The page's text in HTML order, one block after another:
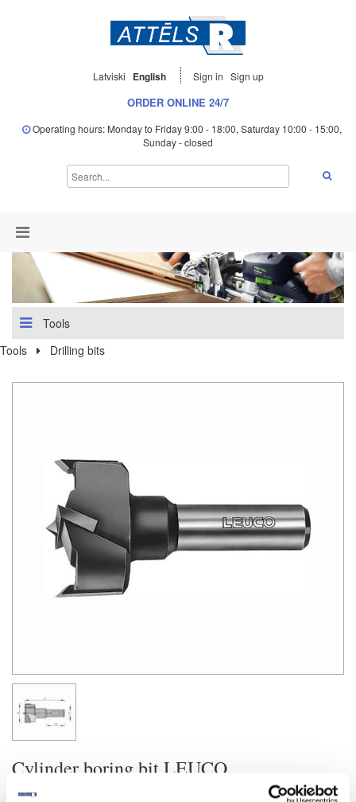
Latviski English Sign in Sign up
ORDER ONLINE 24/7
Operating hours: Monday to Friday 9:00 - 18:00, Saturday 10:00 - 15:00,
Sunday - closed
Tools
Tools
Drilling bits
Cylinder boring bit LEUCO,
D26x70x10mm